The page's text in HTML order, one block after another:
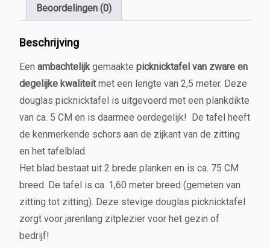
n
c
k
a
f
e
'D
o
r
a'
5
0
Beoordelingen (0)
Beschrijving
Een ambachtelijkgemaakte picknicktafel van zware en
degelijke kwaliteitmet een lengte van 2,5 meter. Deze
douglas picknicktafel is uitgevoerd met een plankdikte
van ca. 5 CM en is daarmee oerdegelijk! De tafel heeft
de kenmerkende schors aan de zijkant van de zitting
en het tafelblad.
Het blad bestaat uit 2 brede planken en is ca. 75 CM
breed. De tafel is ca. 1,60 meter breed (gemeten van
zitting tot zitting). Deze stevige douglas picknicktafel
zorgt voor jarenlang zitplezier voor het gezin of
bedrijf!